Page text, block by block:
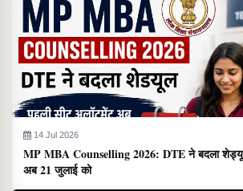
14 Jul 2026
MP MBA Counselling 2026: DTE ने बदला
अब 21 जुलाई को